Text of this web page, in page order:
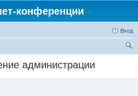
конференции
Вход
администрации